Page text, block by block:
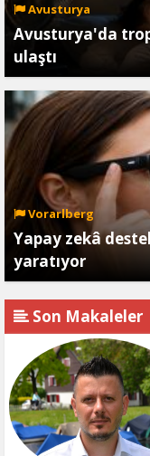
Avusturya
Avusturya'da
ulaştı
Vorarlberg
Yapay zekâ
yaratıyor
Son Makaleler